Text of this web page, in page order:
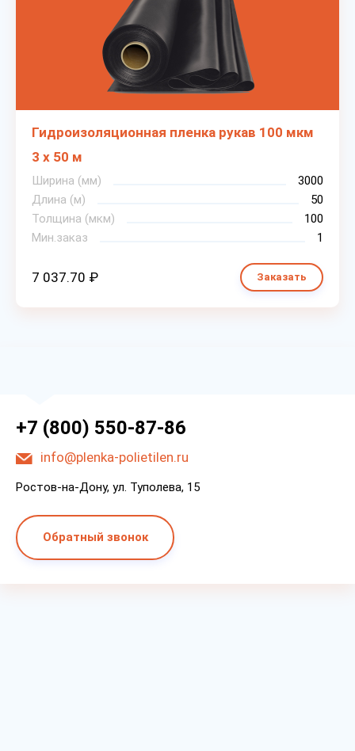
Гидроизоляционная пленка рукав 100 мкм
3 х 50 м
Ширина (мм)
3000
Длина (м)
50
Толщина (мкм)
100
Мин.заказ
1
7 037.70 ₽ Заказать
+7 (800) 550-87-86
info@plenka-polietilen.ru
Ростов-на-Дону, ул. Туполева, 15
Обратный звонок